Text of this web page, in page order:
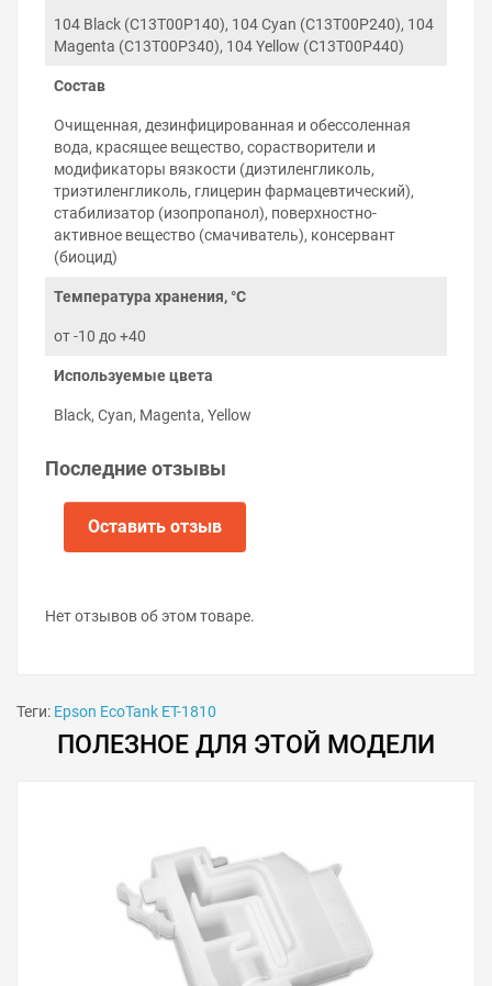
характеристикам оригинальных чернил Epson.
Правила хранения и использования
чернил
Соблюдение правил использования чернил Epson
EcoTank ET-1810 гарантирует беспроблемную работу
принтера на протяжении многих лет:
Используйте чернила до окончания срока
годности на упаковке.
Не смешивайте пигментные чернила с
водорастворимыми и наоборот. Не знаете какой
Храните чернила при комнатной температуре, в
Не разбавляйте чернила водой или другими
Постарайтесь печатать на принтере хотя бы раз
нуждаться в прочистке.
104 Black (C13T00P140), 104 Cyan (C13T00P240), 104
Magenta (C13T00P340), 104 Yellow (C13T00P440)
Состав
Очищенная, дезинфицированная и обессоленная
вода, красящее вещество, сорастворители и
модификаторы вязкости (диэтиленгликоль,
триэтиленгликоль, глицерин фармацевтический),
стабилизатор (изопропанол), поверхностно-
активное вещество (смачиватель), консервант
(биоцид)
Температура хранения, °C
от -10 до +40
Используемые цвета
Black, Cyan, Magenta, Yellow
Последние отзывы
Оставить отзыв
Нет отзывов об этом товаре.
Теги: Epson EcoTank ET-1810
ПОЛЕЗНОЕ ДЛЯ ЭТОЙ МОДЕЛИ